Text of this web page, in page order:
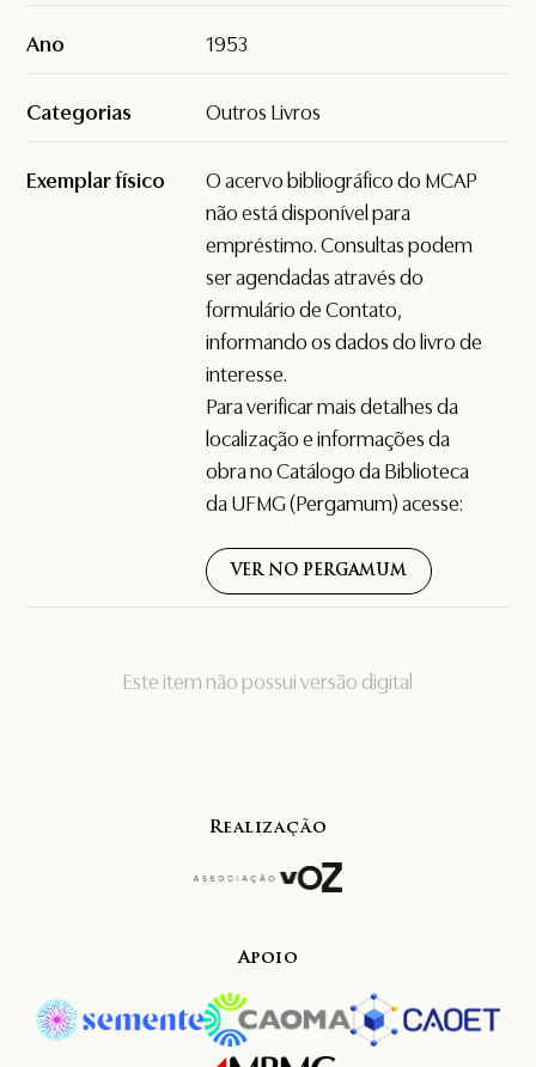
Este item não possui versão digital
Ano 1953
Categorias Outros Livros
Exemplar físico
O acervo bibliográfico do MCAP
não está disponível para
empréstimo. Consultas podem
ser agendadas através do
formulário deContato,
informando os dados do livro de
interesse.
Para verificar mais detalhes da
localização e informações da
obra no Catálogo da Biblioteca
da UFMG (Pergamum) acesse:
VER NO PERGAMUM
Realização
Apoio